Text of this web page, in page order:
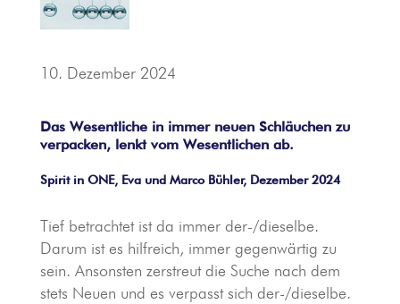
10. Dezember 2024
Das Wesentliche in immer neuen Schläuchen zu
verpacken, lenkt vom Wesentlichen ab.
Spirit in ONE, Eva und Marco Bühler, Dezember 2024
Tief betrachtet ist da immer der-/­dieselbe.
Darum ist es hilfreich, immer gegenwärtig zu
sein. Ansonsten zerstreut die Suche nach dem
stets Neu­en und es verpasst sich der-/dieselbe.